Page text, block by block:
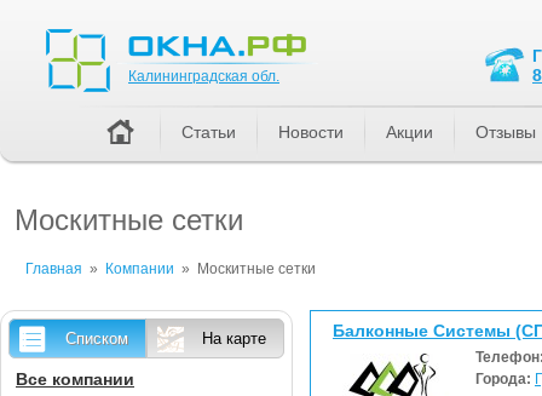
Москитные сетки
Главная » Компании » Москитные сетки
Балконные Системы
Города:
Списком На карте
Все компании
Калининградская обл.
Статьи Новости Акции Отзывы